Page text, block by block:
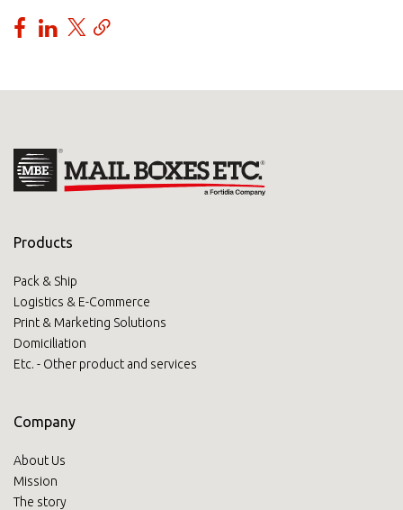
Products
Pack & Ship
Logistics & E-Commerce
Print & Marketing Solutions
Domiciliation
Etc. - Other product and services
Company
About Us
Mission
The story